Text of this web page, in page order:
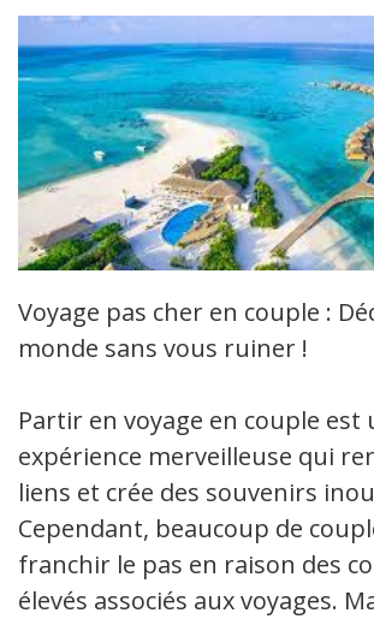
Voyage pas cher en couple :
monde sans vous ruiner !
Partir en voyage en couple est
expérience merveilleuse qui
liens et crée des souvenirs
Cependant, beaucoup de
franchir le pas en raison des
élevés associés aux voyages.